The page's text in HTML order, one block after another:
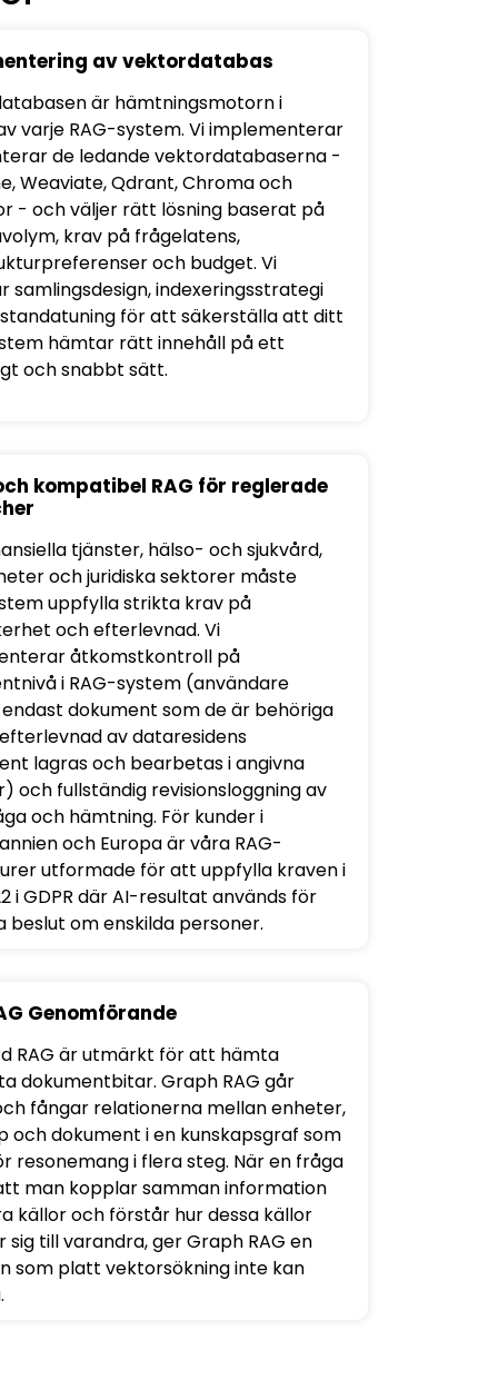
av vektordatabas
är hämtningsmotorn i
varje RAG-system. Vi implementerar
de ledande vektordatabaserna -
Weaviate, Qdrant, Chroma och
- och väljer rätt lösning baserat på
krav på frågelatens,
och budget. Vi
samlingsdesign, indexeringsstrategi
för att säkerställa att ditt
hämtar rätt innehåll på ett
och snabbt sätt.
kompatibel RAG för reglerade
tjänster, hälso- och sjukvård,
och juridiska sektorer måste
uppfylla strikta krav på
och efterlevnad. Vi
åtkomstkontroll på
i RAG-system (användare
dokument som de är behöriga
av dataresidens
lagras och bearbetas i angivna
och fullständig revisionsloggning av
och hämtning. För kunder i
och Europa är våra RAG-
utformade för att uppfylla kraven i
i GDPR där AI-resultat används för
om enskilda personer.
Genomförande
RAG är utmärkt för att hämta
dokumentbitar. Graph RAG går
fångar relationerna mellan enheter,
och dokument i en kunskapsgraf som
resonemang i flera steg. När en fråga
man kopplar samman information
källor och förstår hur dessa källor
sig till varandra, ger Graph RAG en
som platt vektorsökning inte kan